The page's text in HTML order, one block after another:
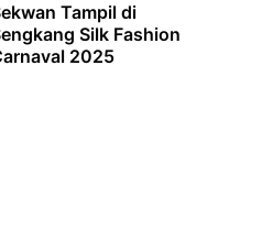
Tampil di
Silk Fashion
2025